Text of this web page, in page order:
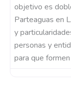
objetivo es
Parteaguas en
y
personas y
para que formen